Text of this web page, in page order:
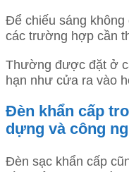
Để chiếu sáng không
các trường hợp cần
Thường được đặt ở
hạn như cửa ra vào
Đèn khẩn cấp
dựng và công
Đèn sạc khẩn cấp